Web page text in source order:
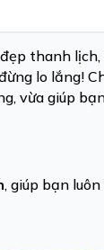
thanh
lo lắng!
vừa giúp
, giúp bạn